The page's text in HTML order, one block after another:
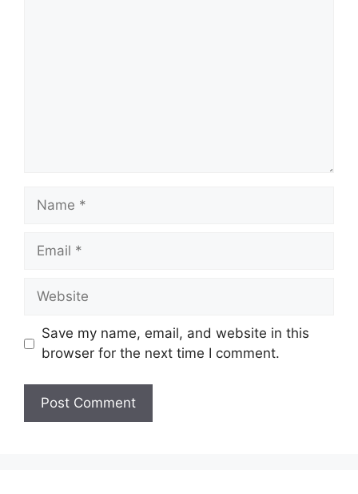
Name
Email
Website
Save my name, email, and website in this
browser for the next time I comment.